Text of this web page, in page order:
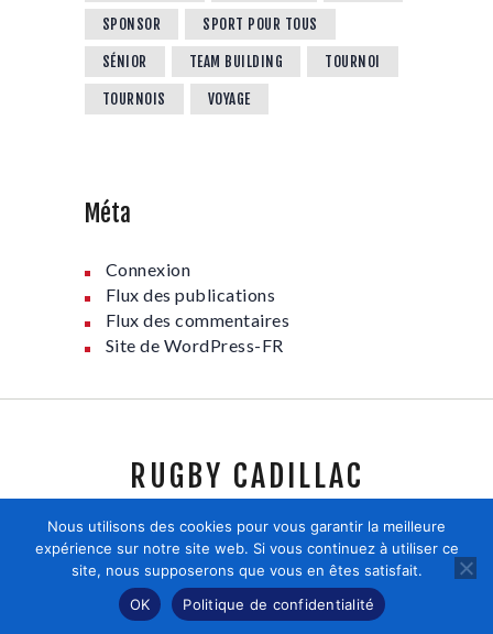
SPONSOR SPORT POUR TOUS
SÉNIOR TEAM BUILDING TOURNOI
TOURNOIS VOYAGE
Méta
Connexion
Flux des publications
Flux des commentaires
Site de WordPress-FR
RUGBY CADILLAC
Axiomthemes 2026.©Tous droits réservés.
Nous utilisons des cookies pour vous garantir la meilleure
expérience sur notre site web. Si vous continuez à utiliser ce
site, nous supposerons que vous en êtes satisfait.
OK
Politique de confidentialité